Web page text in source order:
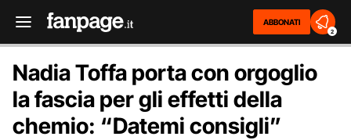
ABBONATI
2
Nadia Toffa porta con orgoglio
la fascia per gli effetti della
chemio: “Datemi consigli”